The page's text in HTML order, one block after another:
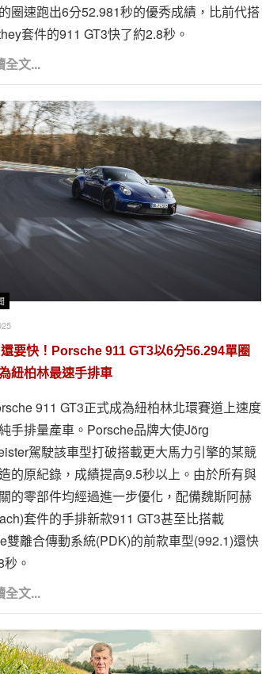
圈速跑出6分52.981秒的優秀成績，比前代搭
套件的911 GT3快了約2.8秒。
全文...
要快！Porsche 911 GT3以6分56.294單圈
紐柏林最速手排車
911 GT3正式成為紐柏林北環賽道上速度
手排量產車。Porsche品牌大使Jörg
駕駛該車型打破搭載更大馬力引擎的某競
的原紀錄，成績提高9.5秒以上。由於所有與
的零部件均經過進一步優化，配備魏斯阿赫
套件的手排新款911 GT3甚至比搭載
雙離合傳動系統(PDK)的前款車型(992.1)還快
。
全文...